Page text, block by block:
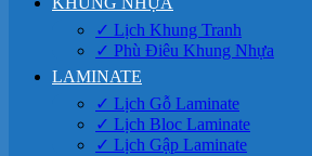
✓ Lịch Khung Tranh
✓ Phù Điêu Khung Nhựa
LAMINATE
✓ Lịch Gỗ Laminate
✓ Lịch Bloc Laminate
✓ Lịch Gập Laminate